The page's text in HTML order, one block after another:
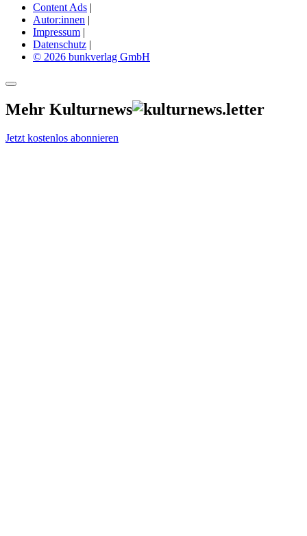
Content Ads |
Autor:innen |
Impressum |
Datenschutz |
© 2026 bunkverlag GmbH
Mehr Kulturnews
Jetzt kostenlos abonnieren